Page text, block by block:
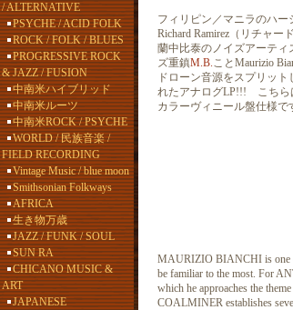
/ ALTERNATIVE
PSYCHE / ACID FOLK
ROCK / FOLK / BLUES
PROGRESSIVE ROCK
& JAZZ / FUSION
中南米ハイブリッド
中南米ルーツ
中南米ROCK / PSYCHE
WORLD / 民族音楽 /
FIELD RECORDING
Vintage Music / blue moon
Smithsonian Folkways
AFRICA
生き物万歳
JAZZ / FUNK / SOUL
SUN RA
CHICANO MUSIC &
ART
JAPANESE
フィリピン／マニラのハー
Richard Ramirez（リチャー
蘭中比泰のノイズアーティ
ズ重鎮M.B.ことMaurizio
ドローン音源をスプリット
れたアナログLP!!! こちら
カラーヴィニール盤仕様で
MAURIZIO BIANCHI is one
be familiar to the most. For
which he approaches the
COALMINER establishes